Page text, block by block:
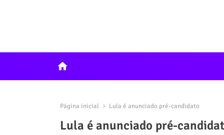
home
Página inicial Lula é anunciado pré-candidato
Lula é anunciado pré-